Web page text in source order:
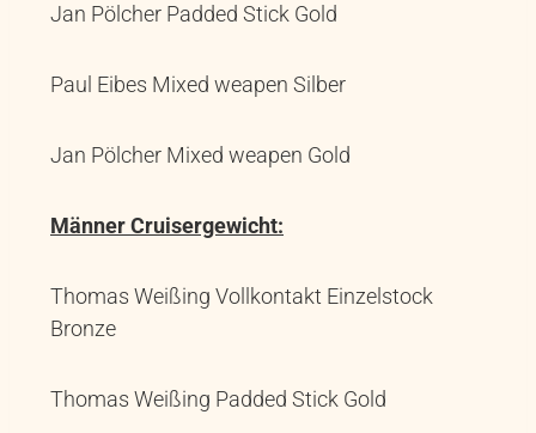
Jan Pölcher Padded Stick Gold
Paul Eibes Mixed weapen Silber
Jan Pölcher Mixed weapen Gold
Männer Cruisergewicht:
Thomas Weißing Vollkontakt Einzelstock
Bronze
Thomas Weißing Padded Stick Gold